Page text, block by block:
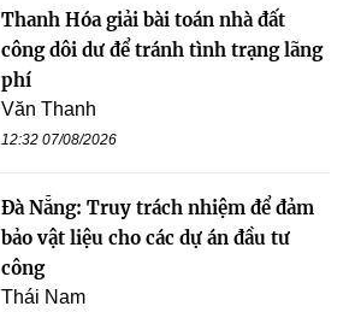
Thanh Hóa giải bài toán nhà đất
công dôi dư để tránh tình trạng lãng
phí
Văn Thanh
12:32 07/08/2026
Đà Nẵng: Truy trách nhiệm để đảm
bảo vật liệu cho các dự án đầu tư
công
Thái Nam